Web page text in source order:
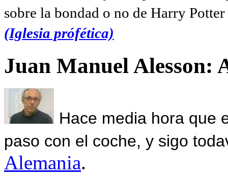
sobre la bondad o no de Harry
(Iglesia prófética)
Juan Manuel Alesson:
Hace media hora que
paso con el coche, y sigo
Alemania.